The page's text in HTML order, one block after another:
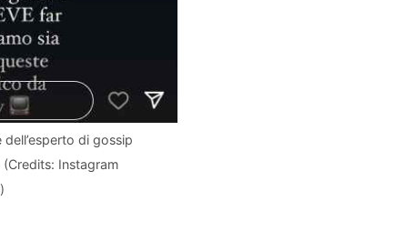
di gossip
Instagram